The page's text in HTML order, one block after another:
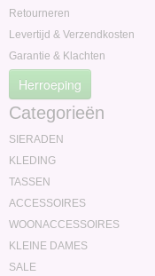
Retourneren
Levertijd & Verzendkosten
Garantie & Klachten
Herroeping
Categorieën
SIERADEN
KLEDING
TASSEN
ACCESSOIRES
WOONACCESSOIRES
KLEINE DAMES
SALE